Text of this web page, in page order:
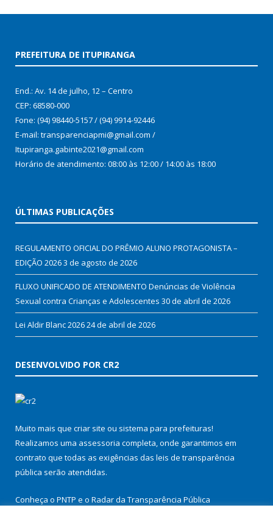
PREFEITURA DE ITUPIRANGA
End.: Av. 14 de julho, 12 – Centro
CEP: 68580-000
Fone: (94) 98440-5157 / (94) 9914-92446
E-mail: transparenciapmi@gmail.com /
Itupiranga.gabinte2021@gmail.com
Horário de atendimento: 08:00 às 12:00 / 14:00 às 18:00
ÚLTIMAS PUBLICAÇÕES
REGULAMENTO OFICIAL DO PRÊMIO ALUNO PROTAGONISTA –
EDIÇÃO 20263 de agosto de 2026
FLUXO UNIFICADO DE ATENDIMENTO Denúncias de Violência
Sexual contra Crianças e Adolescentes 30 de abril de 2026
Lei Aldir Blanc 202624 de abril de 2026
DESENVOLVIDO POR CR2
Muito mais que criar site ou sistema para prefeituras!
Realizamos uma assessoria completa, onde garantimos em
contrato que todas as exigências das leis de transparência
pública serão atendidas.
Conheça o PNTP e o Radar da Transparência Pública